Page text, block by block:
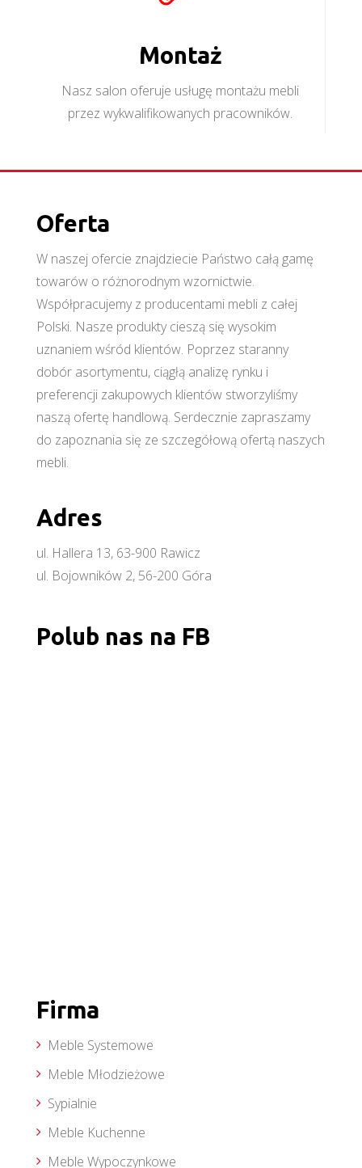
Montaż
Nasz salon oferuje usługę montażu mebli
przez wykwalifikowanych pracowników.
Oferta
W naszej ofercie znajdziecie Państwo całą gamę
towarów o różnorodnym wzornictwie.
Współpracujemy z producentami mebli z całej
Polski. Nasze produkty cieszą się wysokim
uznaniem wśród klientów. Poprzez staranny
dobór asortymentu, ciągłą analizę rynku i
preferencji zakupowych klientów stworzyliśmy
naszą ofertę handlową. Serdecznie zapraszamy
do zapoznania się ze szczegółową ofertą naszych
mebli.
Adres
ul. Hallera 13, 63-900 Rawicz
ul. Bojowników 2, 56-200 Góra
Polub nas na FB
Firma
Meble Systemowe
Meble Młodzieżowe
Sypialnie
Meble Kuchenne
Meble Wypoczynkowe